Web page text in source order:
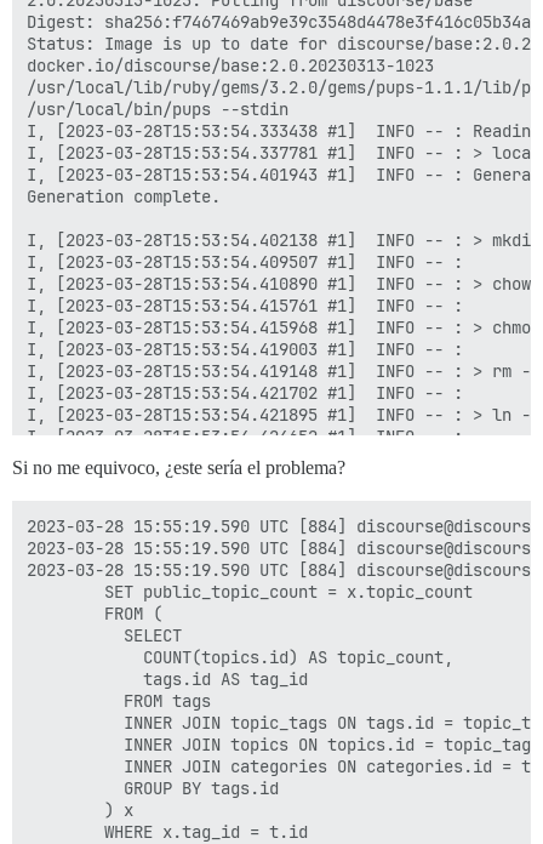
Si no me equivoco, ¿este sería el problema?
2023-03-28 15:55:19.590 UTC [884]
2023-03-28 15:55:19.590 UTC [884]
2023-03-28 15:55:19.590 UTC [884] discourse@discourse
        SET public_topic_count = x.topic_count
        FROM (
          SELECT
            COUNT(topics.id) AS topic_count,
            tags.id AS tag_id
          FROM tags
INNER JOIN topic_tags ON tags.id =
INNER JOIN topics ON topics.id =
INNER JOIN categories ON categories.id =
          GROUP BY tags.id
        ) x
        WHERE x.tag_id = t.id